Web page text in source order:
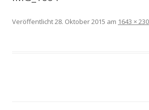
Veröffentlicht28. Oktober 2015 am 1643 ×